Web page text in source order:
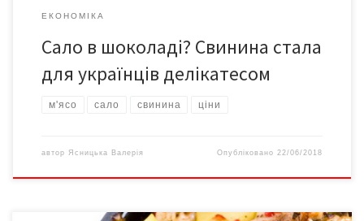
ЕКОНОМІКА
Сало в шоколаді? Свинина стала
для українців делікатесом
м'ясо сало свинина ціни
автор Ясницька Валерія Опубліковано 22/06/2018